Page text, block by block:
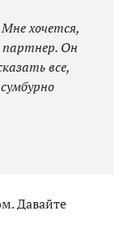
хочется,
Он
все,
Давайте